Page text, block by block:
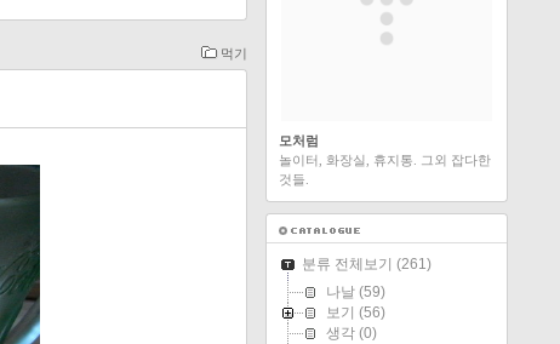
먹기
모처럼
놀이터, 화장실, 휴지통. 그외 잡다한
것들.
분류 전체보기 (261)
나날(59)
보기 (56)
생각(0)